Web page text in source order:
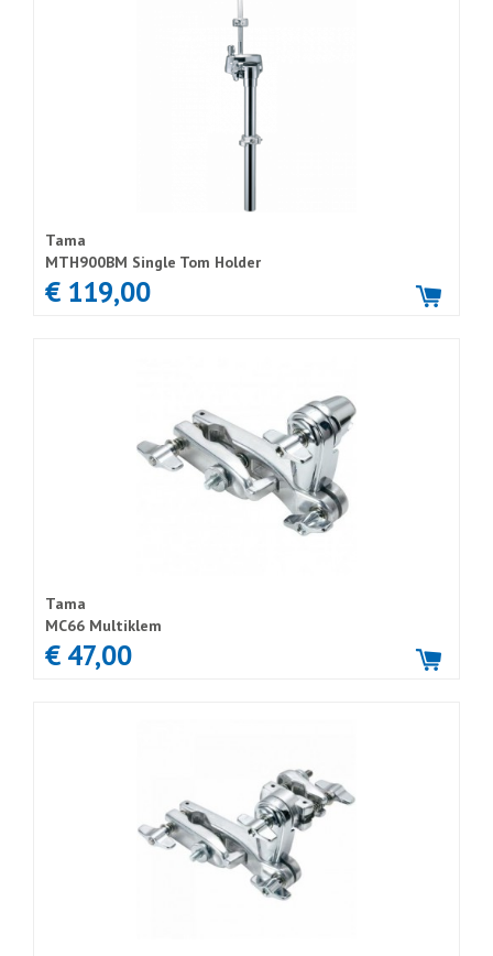
Tama
MTH900BM Single Tom Holder
€ 119,00
Tama
MC66 Multiklem
€ 47,00